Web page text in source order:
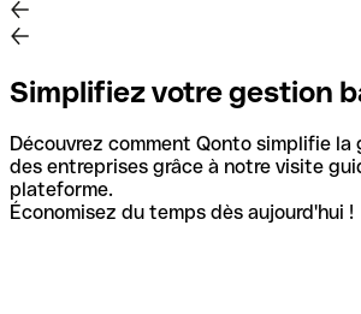
Simplifiez votre gestion
Découvrez comment Qonto simplifie
des entreprises grâce à notre visite
plateforme.
Économisez du temps dès aujourd'hui !